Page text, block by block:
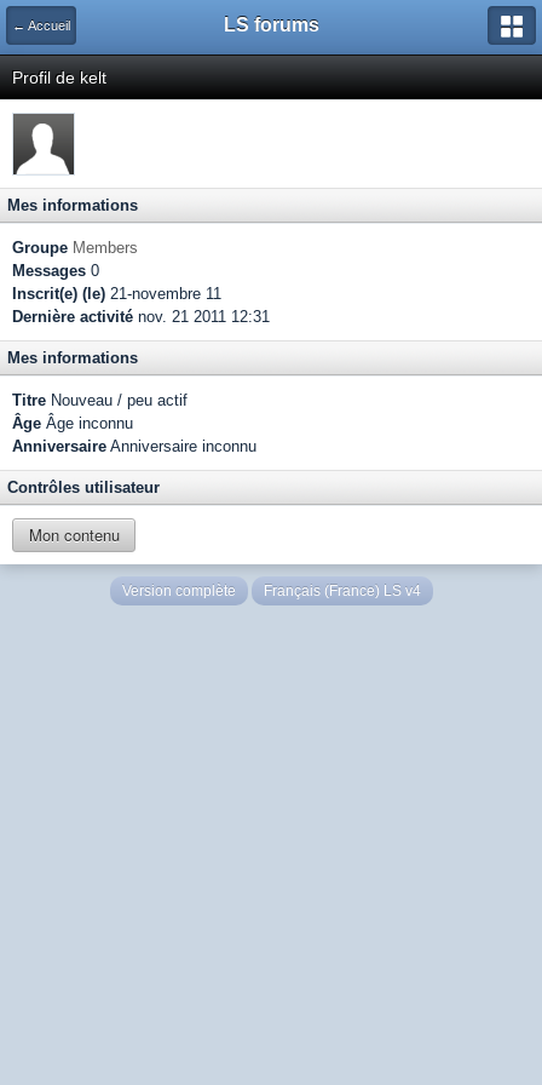
← Accueil LS forums
Profil de kelt
Mes informations
Groupe Members
Messages 0
Inscrit(e) (le) 21-novembre 11
Dernière activité nov. 21 2011 12:31
Mes informations
Titre Nouveau / peu actif
Âge Âge inconnu
Anniversaire Anniversaire inconnu
Contrôles utilisateur
Mon contenu
Version complète Français (France) LS v4